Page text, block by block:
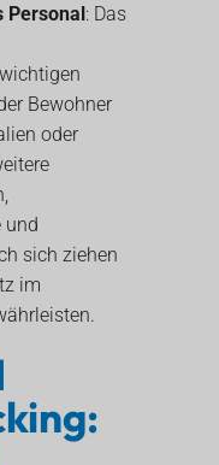
Personal: Das
Bewohner
oder
und
sich ziehen
im